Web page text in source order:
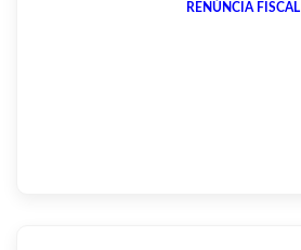
RENÚNCIA FISCAL